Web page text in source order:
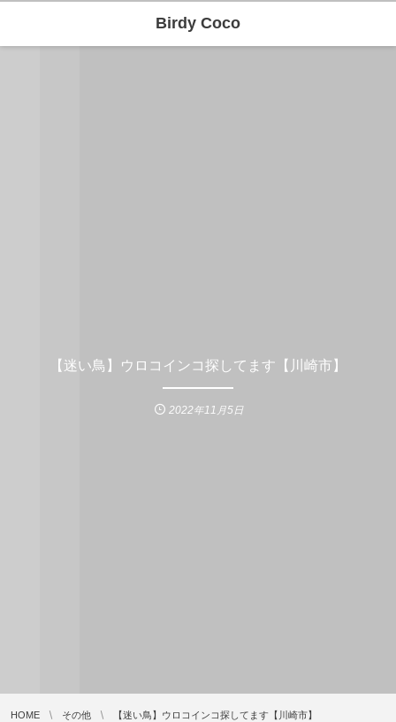
Birdy Coco
【迷い鳥】ウロコインコ探してます【川崎市】
2022年11月5日
HOME その他 【迷い鳥】ウロコインコ探してます【川崎市】